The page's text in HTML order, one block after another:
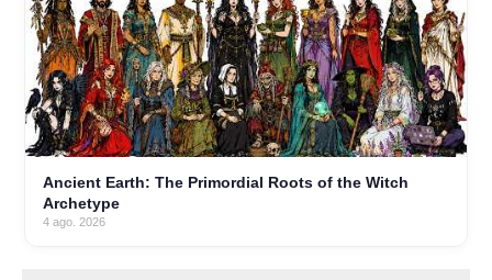
Ancient Earth: The Primordial Roots of the Witch
Archetype
4 ago. 2026